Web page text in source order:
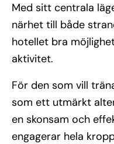
Med sitt centrala
närhet till både
hotellet bra
aktivitet.
För den som vill
som ett utmärkt
en skonsam och
engagerar hela